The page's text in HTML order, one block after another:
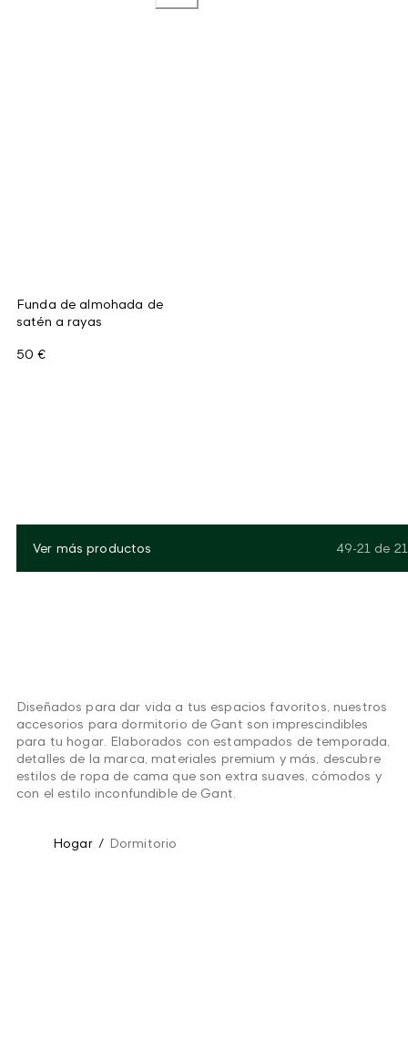
Funda de almohada de
satén a rayas
50 €
Ver más productos 49-21 de 21
Diseñados para dar vida a tus espacios favoritos, nuestros
accesorios para dormitorio de Gant son imprescindibles
para tu hogar. Elaborados con estampados de temporada,
detalles de la marca, materiales premium y más, descubre
estilos de ropa de cama que son extra suaves, cómodos y
con el estilo inconfundible de Gant.
Hogar / Dormitorio